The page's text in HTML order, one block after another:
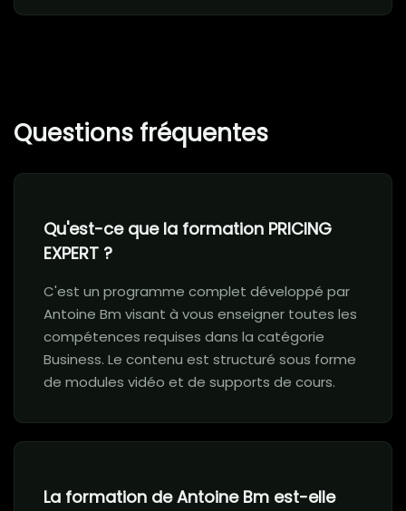
Questions fréquentes
Qu'est-ce que la formation PRICING
EXPERT ?
C'est un programme complet développé par
Antoine Bm visant à vous enseigner toutes les
compétences requises dans la catégorie
Business. Le contenu est structuré sous forme
de modules vidéo et de supports de cours.
La formation de Antoine Bm est-elle